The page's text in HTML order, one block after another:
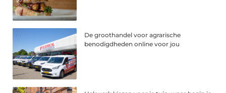
De groothandel voor agrarische
benodigdheden online voor jou